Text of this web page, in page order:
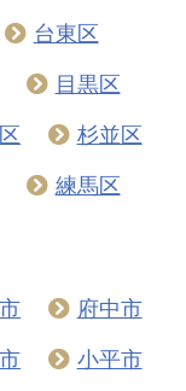
台東区
目黒区
杉並区
練馬区
府中市
小平市